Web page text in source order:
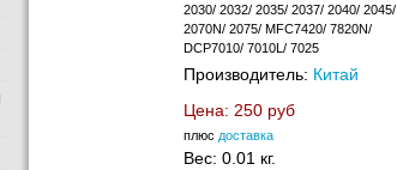
2030/ 2032/ 2035/ 2037/ 2040/ 2045/
2070N/ 2075/ MFC7420/ 7820N/
DCP7010/ 7010L/ 7025
Производитель: Китай
Цена: 250 руб
плюс доставка
Вес: 0.01 кг.